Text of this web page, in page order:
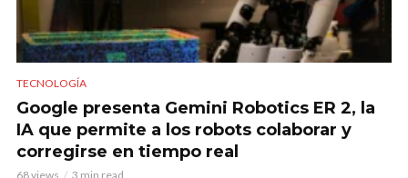
TECNOLOGÍA
Google presenta Gemini Robotics ER 2, la
IA que permite a los robots colaborar y
corregirse en tiempo real
68 views 3 min read